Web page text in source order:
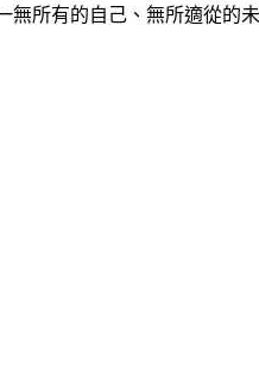
無所有的自己、無所適從